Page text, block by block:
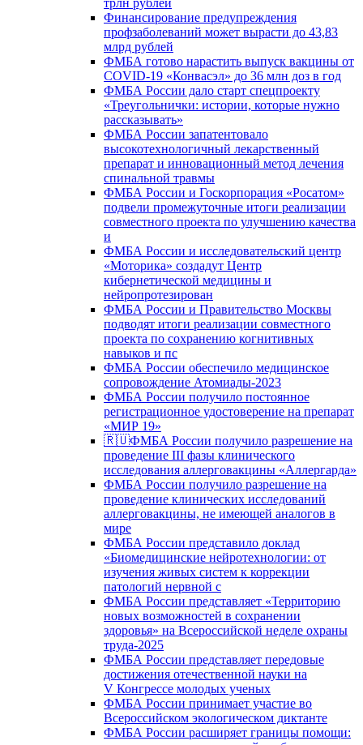
трлн рублей
Финансирование предупреждения
профзаболеваний может вырасти до 43,83
млрд рублей
ФМБА готово нарастить выпуск вакцины от
COVID-19 «Конвасэл» до 36 млн доз в год
ФМБА России дало старт спецпроекту
«Треугольнички: истории, которые нужно
рассказывать»
ФМБА России запатентовало
высокотехнологичный лекарственный
препарат и инновационный метод лечения
спинальной травмы
ФМБА России и Госкорпорация «Росатом»
подвели промежуточные итоги реализации
совместного проекта по улучшению качества
и
ФМБА России и исследовательский центр
«Моторика» создадут Центр
кибернетической медицины и
нейропротезирован
ФМБА России и Правительство Москвы
подводят итоги реализации совместного
проекта по сохранению когнитивных
навыков и пс
ФМБА России обеспечило медицинское
сопровождение Атомиады-2023
ФМБА России получило постоянное
регистрационное удостоверение на препарат
«МИР 19»
🇷🇺ФМБА России получило разрешение на
проведение III фазы клинического
исследования аллерговакцины «Аллергарда»
ФМБА России получило разрешение на
проведение клинических исследований
аллерговакцины, не имеющей аналогов в
мире
ФМБА России представило доклад
«Биомедицинские нейротехнологии: от
изучения живых систем к коррекции
патологий нервной с
ФМБА России представляет «Территорию
новых возможностей в сохранении
здоровья» на Всероссийской неделе охраны
труда-2025
ФМБА России представляет передовые
достижения отечественной науки на
V Конгрессе молодых ученых
ФМБА России принимает участие во
Всероссийском экологическом диктанте
ФМБА России расширяет границы помощи: